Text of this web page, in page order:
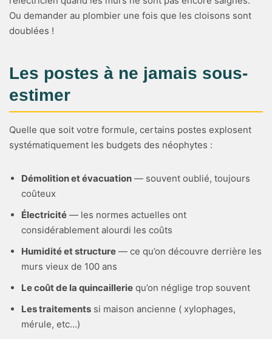
Ou demander au plombier une fois que les cloisons sont
doublées !
Les postes à ne jamais sous-
estimer
Quelle que soit votre formule, certains postes explosent
systématiquement les budgets des néophytes :
Démolition et évacuation — souvent oublié, toujours
coûteux
Électricité — les normes actuelles ont
considérablement alourdi les coûts
Humidité et structure — ce qu’on découvre derrière les
murs vieux de 100 ans
Le coût de la quincaillerie qu’on néglige trop souvent
Les traitements si maison ancienne ( xylophages,
mérule, etc…)